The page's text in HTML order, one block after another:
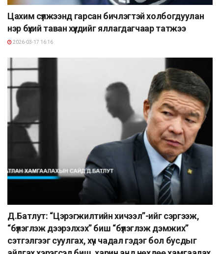
Цахим сүлжээнд гарсан бичлэгтэй холбогдуулан
нэр бүхий таван хүүхдийг яллагдагчаар татжээ
2026-03-17 16:16
Д.Батлут: “Цэрэгжилтийн хичээл”-ийг сэргээж,
“бүлэглэж дээрэлхэх” биш “бүлэглэж дэмжих”
сэтгэлгээг суулгах, хүч чадал гэдэг бол бусдыг